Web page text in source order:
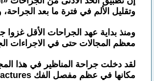
وتقليل الألم في فترة ما بعد
ومنذ بداية عهد الجراحات الأقل غزوا
معظم المجالات حتى في الاجراءات
مكانها في عظم مفصل الفك mandibular condyle fractures .